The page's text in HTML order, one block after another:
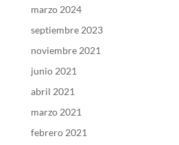
marzo 2024
septiembre 2023
noviembre 2021
junio 2021
abril 2021
marzo 2021
febrero 2021